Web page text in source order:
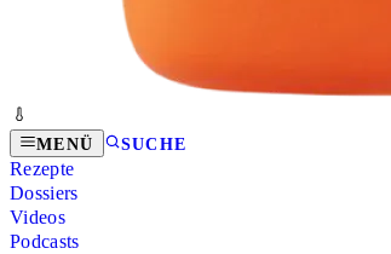
MENÜ SUCHE
Rezepte
Dossiers
Videos
Podcasts